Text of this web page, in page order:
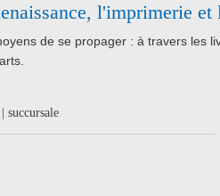
l'imprimerie et
de se propager : à travers les
succursale